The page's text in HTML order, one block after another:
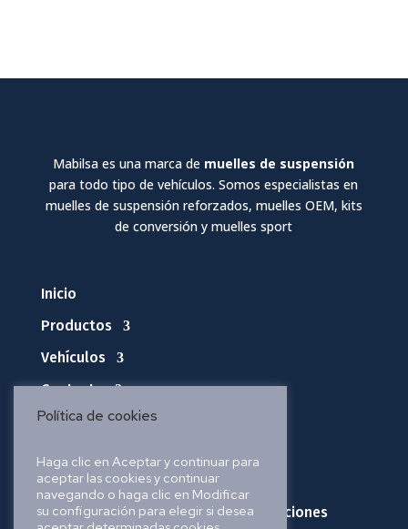
Mabilsa es una marca de muelles de suspensión
para todo tipo de vehículos. Somos especialistas en
muelles de suspensión reforzados, muelles OEM, kits
de conversión y muelles sport
Inicio
Productos
Vehículos
Contacto
Política de cookies
Política de envíos, pedidos y devoluciones
Política de cookies
Haga clic en Aceptar y continuar para
aceptar las cookies y continuar
navegando o haga clic en Modificar
su configuración para elegir si desea